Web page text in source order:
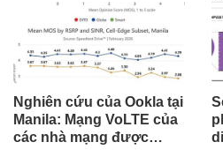
Nghiên cứu của Ookla tại
Manila: Mạng VoLTE của
các nhà mạng được